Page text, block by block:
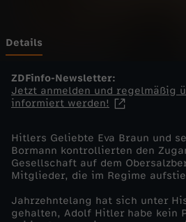
a
a
t
-
D
e
Details
ZDFinfo-Newsletter:
Jetzt anmelden und regelmäßig
informiert werden!
Hitlers Geliebte Eva Braun und
Bormann kontrollierten den
Gesellschaft auf dem
Mitglieder, die im Regime
Jahrzehntelang hat sich unter
gehalten, Adolf Hitler habe kein